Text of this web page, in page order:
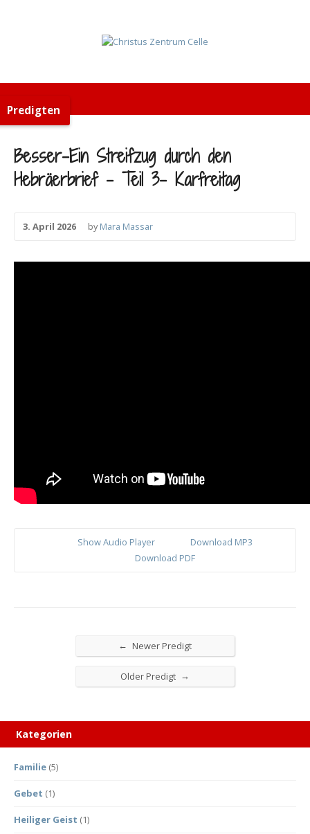
Predigten
Besser-Ein Streifzug durch den
Hebräerbrief – Teil 3- Karfreitag
3. April 2026 byMara Massar
Show Audio Player
Download MP3
Download PDF
← Newer Predigt
Older Predigt →
Kategorien
Familie (5)
Gebet (1)
Heiliger Geist (1)